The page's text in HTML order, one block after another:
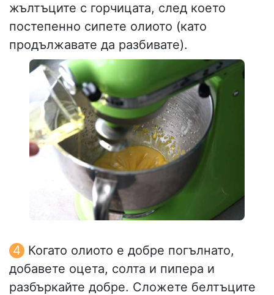
жълтъците с горчицата, след което
постепенно сипете олиото (като
продължавате да разбивате).
Когато олиото е добре погълнато,
добавете оцета, солта и пипера и
разбъркайте добре. Сложете белтъците